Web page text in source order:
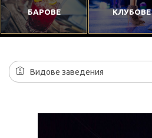
БАРОВЕ КЛУБОВЕ
Видове заведения